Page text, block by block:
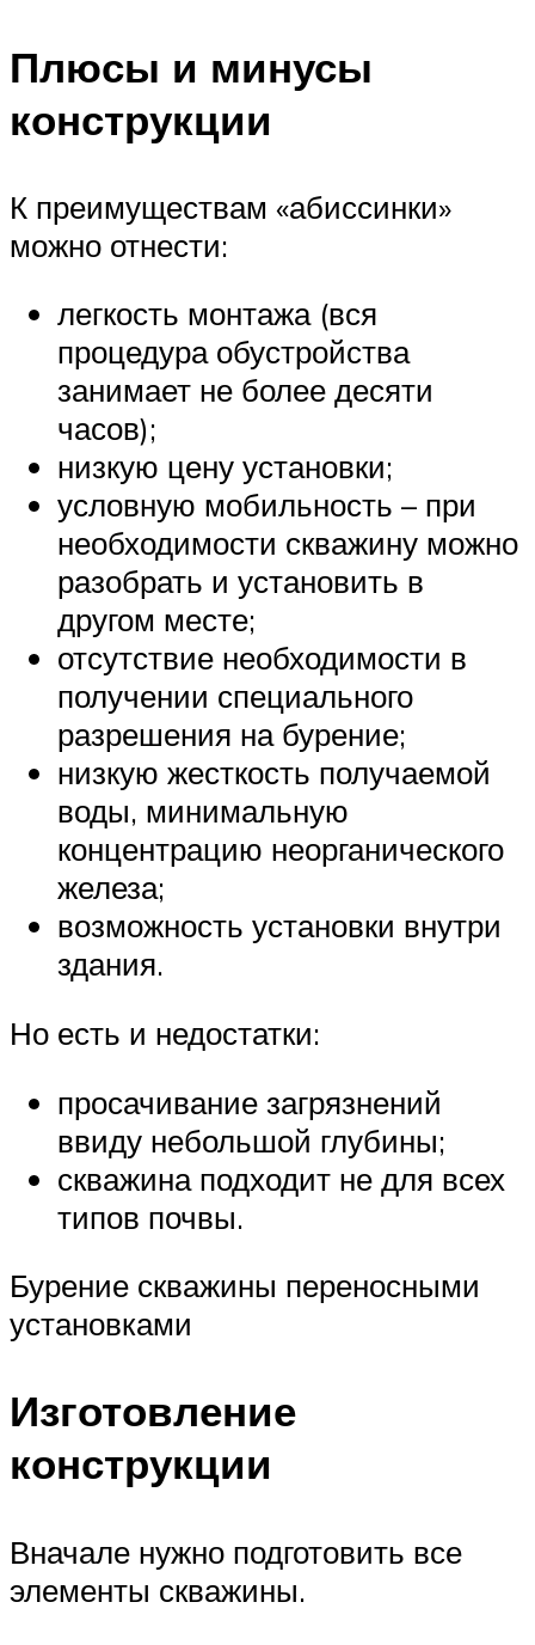
Плюсы и минусы
конструкции
К преимуществам «абиссинки»
можно отнести:
легкость монтажа (вся
процедура обустройства
занимает не более десяти
часов);
низкую цену установки;
условную мобильность – при
необходимости скважину можно
разобрать и установить в
другом месте;
отсутствие необходимости в
получении специального
разрешения на бурение;
низкую жесткость получаемой
воды, минимальную
концентрацию неорганического
железа;
возможность установки внутри
здания.
Но есть и недостатки:
просачивание загрязнений
ввиду небольшой глубины;
скважина подходит не для всех
типов почвы.
Бурение скважины переносными
установками
Изготовление
конструкции
Вначале нужно подготовить все
элементы скважины.